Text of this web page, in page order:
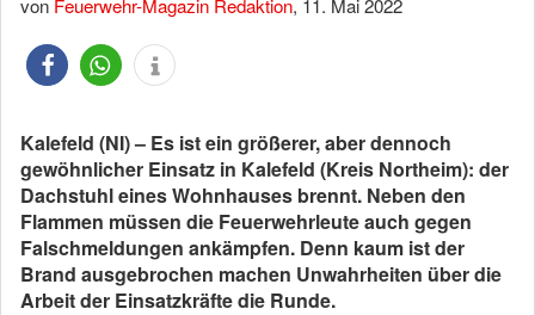
von Feuerwehr-Magazin Redaktion, 11. Mai 2022
Kalefeld (NI) – Es ist ein größerer, aber dennoch
gewöhnlicher Einsatz in Kalefeld (Kreis Northeim): der
Dachstuhl eines Wohnhauses brennt. Neben den
Flammen müssen die Feuerwehrleute auch gegen
Falschmeldungen ankämpfen. Denn kaum ist der
Brand ausgebrochen machen Unwahrheiten über die
Arbeit der Einsatzkräfte die Runde.